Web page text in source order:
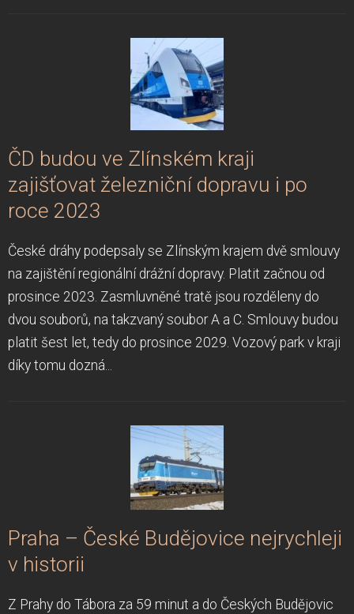
ČD budou ve Zlínském kraji
zajišťovat železniční dopravu i po
roce 2023
České dráhy podepsaly se Zlínským krajem dvě smlouvy
na zajištění regionální drážní dopravy. Platit začnou od
prosince 2023. Zasmluvněné tratě jsou rozděleny do
dvou souborů, na takzvaný soubor A a C. Smlouvy budou
platit šest let, tedy do prosince 2029. Vozový park v kraji
díky tomu dozná...
Praha – České Budějovice nejrychleji
v historii
Z Prahy do Tábora za 59 minut a do Českých Budějovic